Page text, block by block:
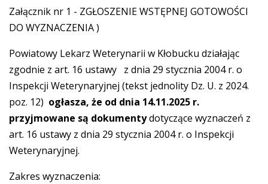
Załącznik nr 1 - ZGŁOSZENIE WSTĘPNEJ GOTOWOŚCI
DO WYZNACZENIA )
Powiatowy Lekarz Weterynarii w Kłobucku działając
zgodnie z art. 16 ustawy z dnia 29 stycznia 2004 r. o
Inspekcji Weterynaryjnej (tekst jednolity Dz. U. z 2024.
poz. 12) ogłasza, że od dnia 14.11.2025 r.
przyjmowane są dokumentydotyczące wyznaczeń z
art. 16 ustawy z dnia 29 stycznia 2004 r. o Inspekcji
Weterynaryjnej.
Zakres wyznaczenia: